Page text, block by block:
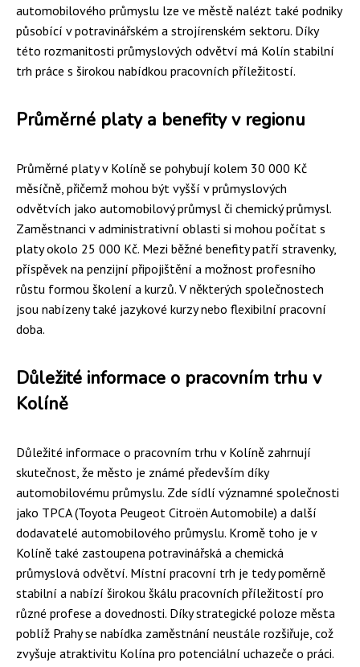
automobilového průmyslu lze ve městě nalézt také podniky
působící v potravinářském a strojírenském sektoru. Díky
této rozmanitosti průmyslových odvětví má Kolín stabilní
trh práce s širokou nabídkou pracovních příležitostí.
Průměrné platy a benefity v regionu
Průměrné platy v Kolíně se pohybují kolem 30 000 Kč
měsíčně, přičemž mohou být vyšší v průmyslových
odvětvích jako automobilový průmysl či chemický průmysl.
Zaměstnanci v administrativní oblasti si mohou počítat s
platy okolo 25 000 Kč. Mezi běžné benefity patří stravenky,
příspěvek na penzijní připojištění a možnost profesního
růstu formou školení a kurzů. V některých společnostech
jsou nabízeny také jazykové kurzy nebo flexibilní pracovní
doba.
Důležité informace o pracovním trhu v
Kolíně
Důležité informace o pracovním trhu v Kolíně zahrnují
skutečnost, že město je známé především díky
automobilovému průmyslu. Zde sídlí významné společnosti
jako TPCA (Toyota Peugeot Citroën Automobile) a další
dodavatelé automobilového průmyslu. Kromě toho je v
Kolíně také zastoupena potravinářská a chemická
průmyslová odvětví. Místní pracovní trh je tedy poměrně
stabilní a nabízí širokou škálu pracovních příležitostí pro
různé profese a dovednosti. Díky strategické poloze města
poblíž Prahy se nabídka zaměstnání neustále rozšiřuje, což
zvyšuje atraktivitu Kolína pro potenciální uchazeče o práci.